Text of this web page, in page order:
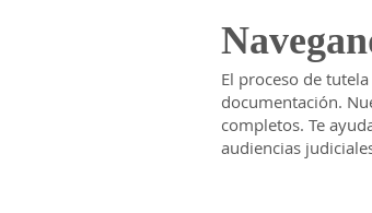
El proceso de
documentación.
completos. Te
audiencias